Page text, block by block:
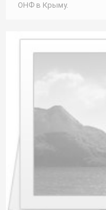
ОНФ в Крыму.